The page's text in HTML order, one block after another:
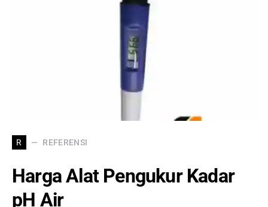
R REFERENSI
Harga Alat Pengukur Kadar
pH Air